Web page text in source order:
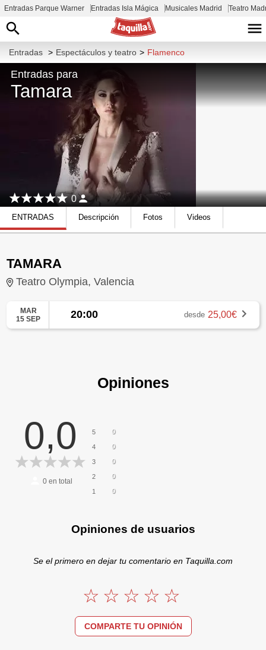
Entradas Parque Warner Entradas Isla Mágica Musicales Madrid Teatro
Entradas > Espectáculos y teatro > Flamenco
Entradas para
Tamara
0
ENTRADAS Descripción Fotos Videos
TAMARA
Teatro Olympia, Valencia
MAR
15 SEP
20:00 desde 25,00€
Opiniones
0,0
0en total
5 0
4 0
3 0
2 0
1 0
Opiniones de usuarios
Se el primero en dejar tu comentario en Taquilla.com
COMPARTE TU OPINIÓN